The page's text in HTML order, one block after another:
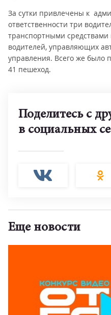
За сутки привлечены к
ответственности три
транспортными
водителей, управляющих
управления. Всего же было
41 пешеход.
Поделитесь с
в социальных
Еще новости